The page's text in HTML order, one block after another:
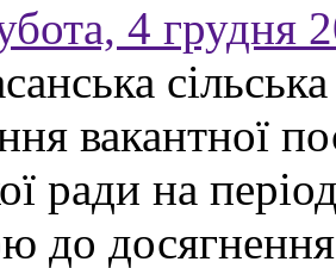
4 грудня
вакантної
ради на
до досягнення